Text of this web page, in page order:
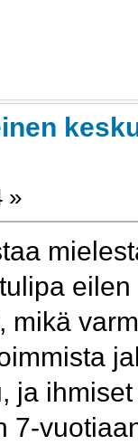
»
mikä
ja
7-